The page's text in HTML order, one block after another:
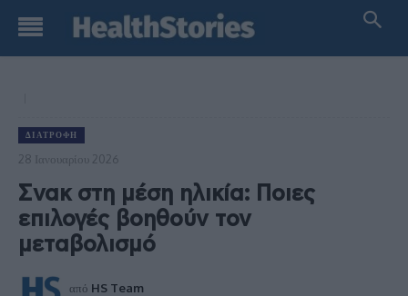
ΔΙΑΤΡΟΦΉ
28 Ιανουαρίου 2026
Σνακ στη μέση ηλικία: Ποιες
επιλογές βοηθούν τον
μεταβολισμό
από HS Team